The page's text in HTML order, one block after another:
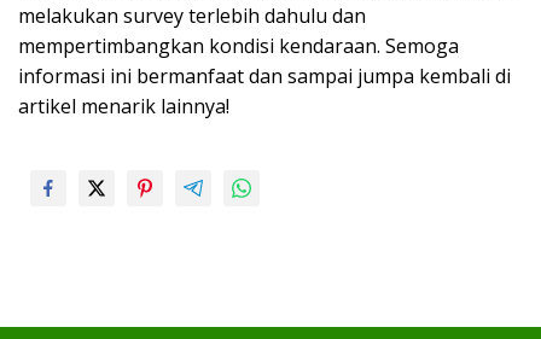
melakukan survey terlebih dahulu dan
mempertimbangkan kondisi kendaraan. Semoga
informasi ini bermanfaat dan sampai jumpa kembali di
artikel menarik lainnya!